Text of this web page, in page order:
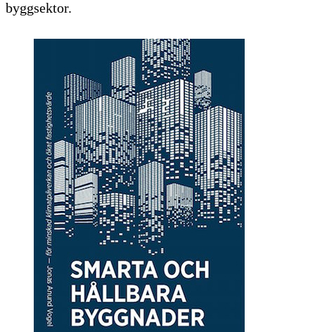
byggsektor.